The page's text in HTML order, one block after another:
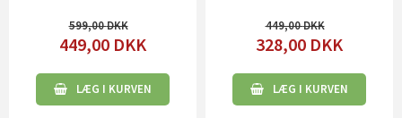
599,00
449,00 DKK
LÆG I KURVEN
449,00
328,00 DKK
LÆG I KURVEN